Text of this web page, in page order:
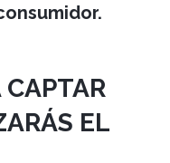
CAPTAR
EL